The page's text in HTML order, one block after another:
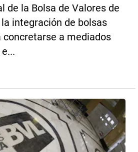
de la Bolsa de Valores de
integración de bolsas
concretarse a mediados